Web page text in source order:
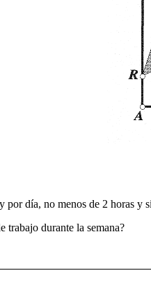
día, no menos de 2 horas y
trabajo durante la semana?